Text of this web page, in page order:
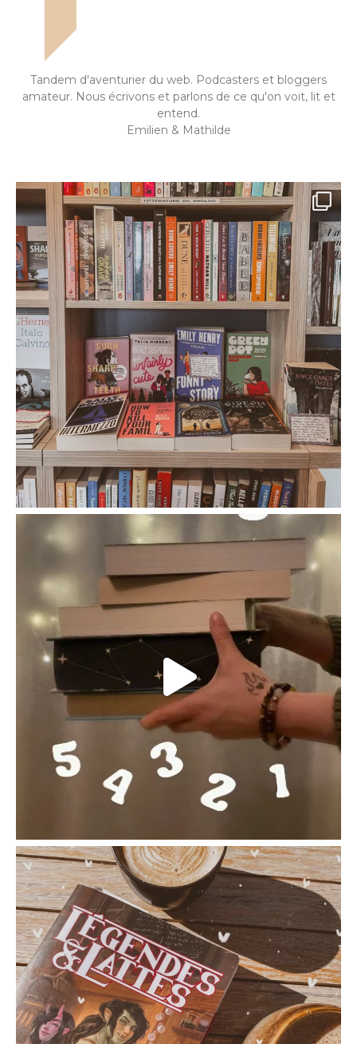
Tandem d'aventurier du web. Podcasters et bloggers
amateur. Nous écrivons et parlons de ce qu'on voit, lit et
entend.
Emilien & Mathilde